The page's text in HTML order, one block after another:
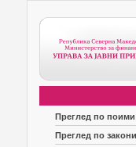
Преглед по поими
Преглед по закони